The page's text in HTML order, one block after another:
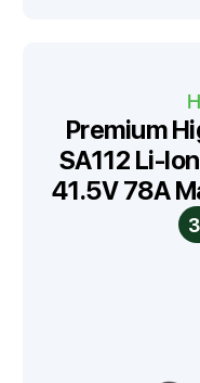
Premium
SA112 Li-
41.5V 78A